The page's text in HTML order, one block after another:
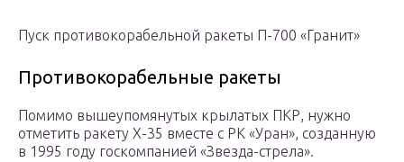
Пуск противокорабельной ракеты П-700 «Гранит»
Противокорабельные ракеты
Помимо вышеупомянутых крылатых ПКР, нужно
отметить ракету Х-35 вместе с РК «Уран», созданную
в 1995 году госкомпанией «Звезда-стрела».